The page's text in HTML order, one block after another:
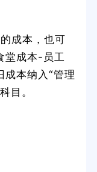
成本，也可
堂成本-员工
成本纳入“管理
目。